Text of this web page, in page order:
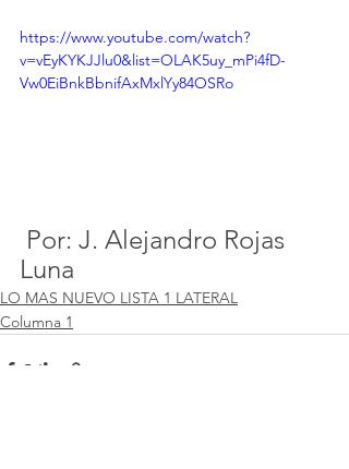
https://www.youtube.com/watch?
v=vEyKYKJJlu0&list=OLAK5uy_mPi4fD-
Vw0EiBnkBbnifAxMxlYy84OSRo
Luna
LO MAS NUEVO LISTA 1 LATERAL
Columna 1